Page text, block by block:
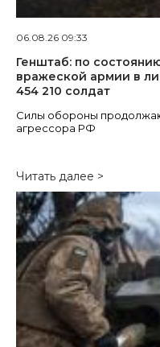
06.08.26 09:33
Генштаб: по
вражеской армии в
454 210 солдат
Силы обороны
агрессора РФ
Читать далее >